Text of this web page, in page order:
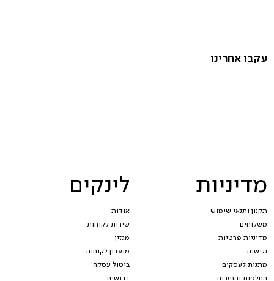
מדיניות
תקנון ותנאי שימוש
משלוחים
מדיניות פרטיות
נגישות
מתנות לעסקים
החלפות והחזרות
לינקים
אודות
שירות לקוחות
מגזין
מועדון לקוחות
ביטול עסקה
דרושים
עקבו אחרינו